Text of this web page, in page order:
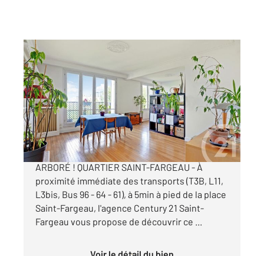
PARIS 75020
77 m2, 4 pièces
Ref : 11465
Appartement F4 à vendre
575 000 €
4P AU CALME, LUMINEUX, VUE SUR PARC
ARBORÉ ! QUARTIER SAINT-FARGEAU - À
proximité immédiate des transports (T3B, L11,
L3bis, Bus 96 - 64 - 61), à 5min à pied de la place
Saint-Fargeau, l'agence Century 21 Saint-
Fargeau vous propose de découvrir ce ...